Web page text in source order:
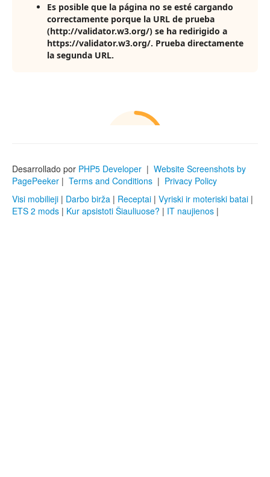
Desarrollado por PHP5 Developer | Website Screenshots by
PagePeeker | Terms and Conditions | Privacy Policy
Visi mobilieji | Darbo birža | Receptai | Vyriski ir moteriski batai |
ETS 2 mods | Kur apsistoti Šiauliuose? | IT naujienos |